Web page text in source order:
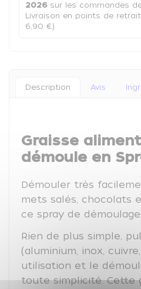
2026 sur les commandes
Livraison en points de
6,90 €)
Description Avis
Graisse
démoule en
Démouler très
mets salés, chocolats
ce spray de démoulage.
Rien de plus simple,
(aluminium, inox,
utilisation et le
toute simplicité. Cette